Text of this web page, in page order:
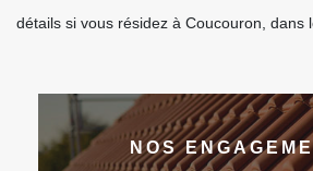
détails si vous résidez à Coucouron, dans
NOS